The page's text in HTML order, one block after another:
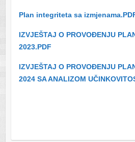
Plan integriteta sa
IZVJEŠTAJ O PROVOĐENJU
2023.PDF
IZVJEŠTAJ O PROVOĐENJU
2024 SA ANALIZOM